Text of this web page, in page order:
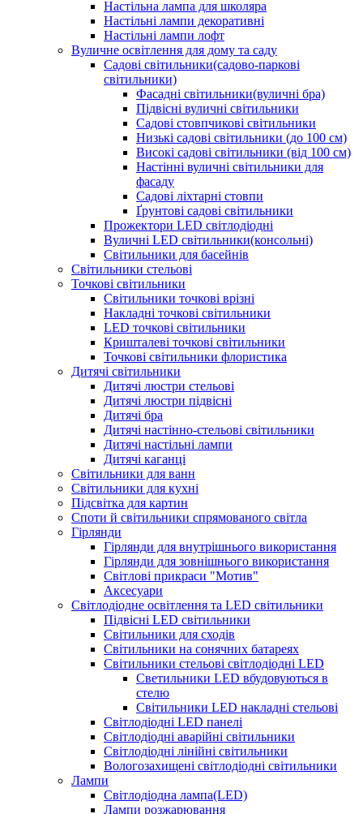
Настільна лампа для школяра
Настільні лампи декоративні
Настільні лампи лофт
Вуличне освітлення для дому та саду
Садові світильники(садово-паркові
світильники)
Фасадні світильники(вуличні бра)
Підвісні вуличні світильники
Садові стовпчикові світильники
Низькі садові світильники (до 100 см)
Високі садові світильники (від 100 см)
Настінні вуличні світильники для
фасаду
Садові ліхтарні стовпи
Ґрунтові садові світильники
Прожектори LED світлодіодні
Вуличні LED світильники(консольні)
Світильники для басейнів
Світильники стельові
Точкові світильники
Світильники точкові врізні
Накладні точкові світильники
LED точкові світильники
Кришталеві точкові світильники
Точкові світильники флористика
Дитячі світильники
Дитячі люстри стельові
Дитячі люстри підвісні
Дитячі бра
Дитячі настінно-стельові світильники
Дитячі настільні лампи
Дитячі каганці
Світильники для ванн
Світильники для кухні
Підсвітка для картин
Споти й світильники спрямованого світла
Гірлянди
Гірлянди для внутрішнього використання
Гірлянди для зовнішнього використання
Світлові прикраси "Мотив"
Аксесуари
Світлодіодне освітлення та LED світильники
Підвісні LED світильники
Світильники для сходів
Світильники на сонячних батареях
Світильники стельові світлодіодні LED
Cветильники LED вбудовуються в
стелю
Світильники LED накладні стельові
Світлодіодні LED панелі
Світлодіодні аварійні світильники
Світлодіодні лінійні світильники
Вологозахищені світлодіодні світильники
Лампи
Світлодіодна лампа(LED)
Лампи розжарювання